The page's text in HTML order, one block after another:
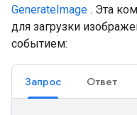
GenerateImage . Эта
для загрузки
событием:
Запрос Ответ